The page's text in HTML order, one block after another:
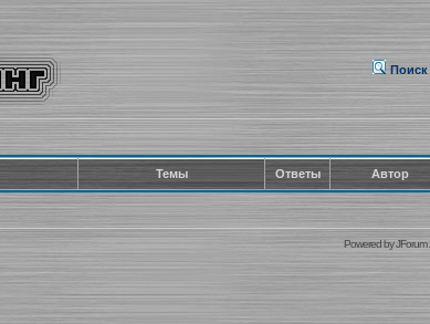
Поиск
Темы Ответы Автор
Powered byJForum